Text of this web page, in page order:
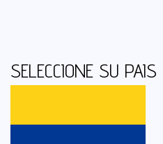
SELECCIONE SU PAIS